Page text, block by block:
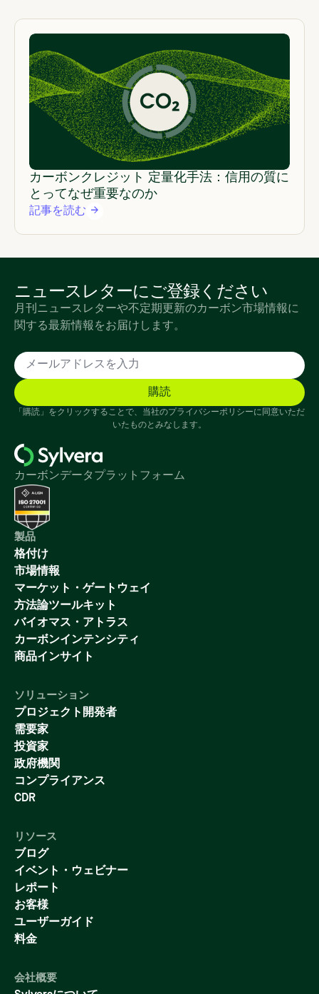
カーボンクレジット 定量化手法：信用の質に
とってなぜ重要なのか
記事を読む
ニュースレターにご登録ください
月刊ニュースレターや不定期更新のカーボン市場情報に
関する最新情報をお届けします。
「購読」をクリックすることで、当社のプライバシーポリシーに同意いただ
いたものとみなします。
カーボンデータプラットフォーム
製品
格付け
市場情報
マーケット・ゲートウェイ
方法論ツールキット
バイオマス・アトラス
カーボンインテンシティ
商品インサイト
ソリューション
プロジェクト開発者
需要家
投資家
政府機関
コンプライアンス
CDR
リソース
ブログ
イベント・ウェビナー
レポート
お客様
ユーザーガイド
料金
会社概要